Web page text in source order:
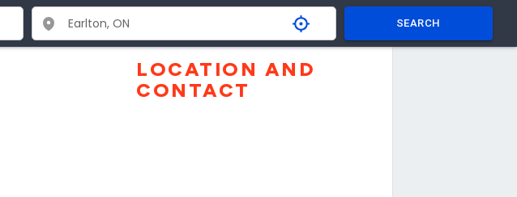
SEARCH
LOCATION AND
CONTACT